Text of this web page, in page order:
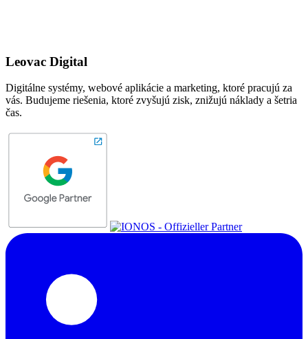
Leovac Digital
Digitálne systémy, webové aplikácie a marketing, ktoré pracujú za
vás. Budujeme riešenia, ktoré zvyšujú zisk, znižujú náklady a šetria
čas.